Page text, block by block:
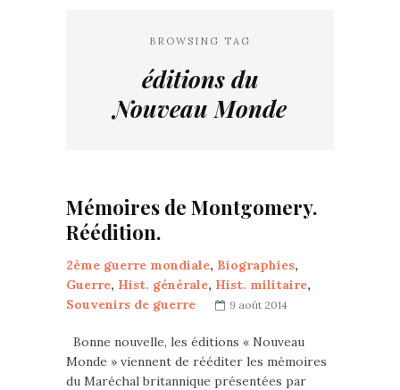
BROWSING TAG
éditions du
Nouveau Monde
Mémoires de Montgomery.
Réédition.
2ème guerre mondiale, Biographies,
Guerre, Hist. générale, Hist. militaire,
Souvenirs de guerre
9 août 2014
Bonne nouvelle, les éditions « Nouveau
Monde » viennent de rééditer les mémoires
du Maréchal britannique présentées par